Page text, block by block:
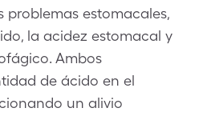
problemas estomacales,
la acidez estomacal y
Ambos
de ácido en el
un alivio